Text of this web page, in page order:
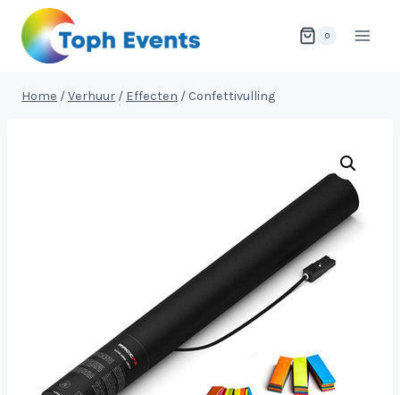
Doorgaan
naar
inhoud
0
Home /Verhuur / Effecten / Confettivulling